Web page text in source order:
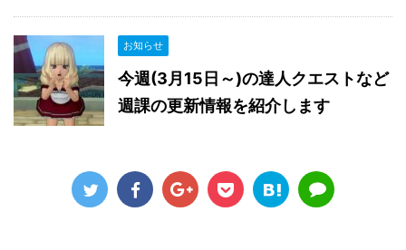
お知らせ
今週(3月15日～)の達人クエストなど
週課の更新情報を紹介します